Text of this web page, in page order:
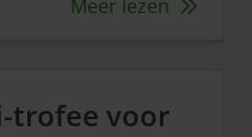
Meer lezen
trofee voor